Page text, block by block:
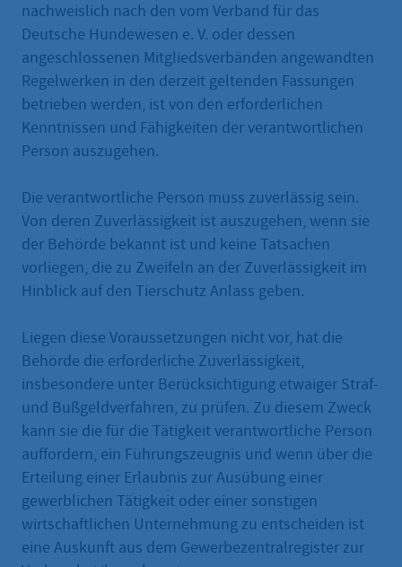
nachweislich nach den vom Verband für das
Deutsche Hundewesen e. V. oder dessen
angeschlossenen Mitgliedsverbänden angewandten
Regelwerken in den derzeit geltenden Fassungen
betrieben werden, ist von den erforderlichen
Kenntnissen und Fähigkeiten der verantwortlichen
Person auszugehen.
Die verantwortliche Person muss zuverlässig sein.
Von deren Zuverlässigkeit ist auszugehen, wenn sie
der Behörde bekannt ist und keine Tatsachen
vorliegen, die zu Zweifeln an der Zuverlässigkeit im
Hinblick auf den Tierschutz Anlass geben.
Liegen diese Voraussetzungen nicht vor, hat die
Behörde die erforderliche Zuverlässigkeit,
insbesondere unter Berücksichtigung etwaiger Straf-
und Bußgeldverfahren, zu prüfen. Zu diesem Zweck
kann sie die für die Tätigkeit verantwortliche Person
auffordern, ein Führungszeugnis und wenn über die
Erteilung einer Erlaubnis zur Ausübung einer
gewerblichen Tätigkeit oder einer sonstigen
wirtschaftlichen Unternehmung zu entscheiden ist
eine Auskunft aus dem Gewerbezentralregister zur